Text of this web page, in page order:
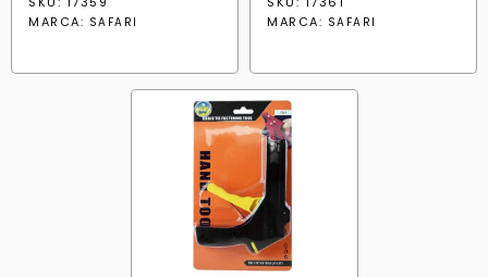
MARCA: SAFARI
MARCA: SAFARI